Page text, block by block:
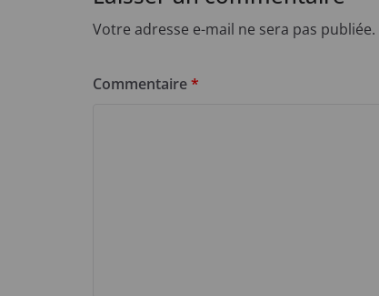
Votre adresse e-mail ne sera pas publiée.
Commentaire*